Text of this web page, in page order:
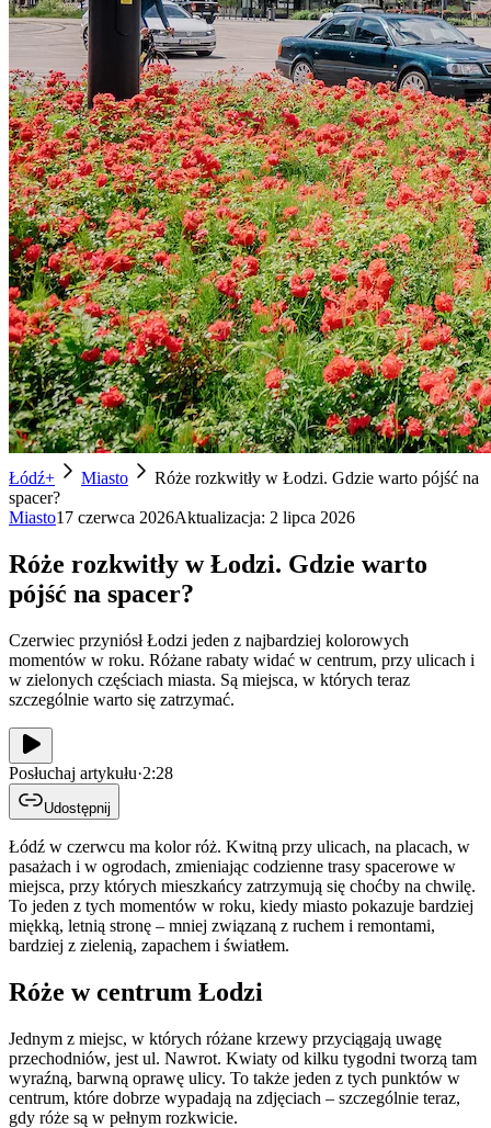
Łódź+ Miasto
Róże rozkwitły w Łodzi. Gdzie warto pójść na
spacer?
Miasto17 czerwca 2026Aktualizacja: 2 lipca 2026
Róże rozkwitły w Łodzi. Gdzie warto
pójść na spacer?
Czerwiec przyniósł Łodzi jeden z najbardziej kolorowych
momentów w roku. Różane rabaty widać w centrum, przy ulicach i
w zielonych częściach miasta. Są miejsca, w których teraz
szczególnie warto się zatrzymać.
Posłuchaj artykułu·2:28
Udostępnij
Łódź w czerwcu ma kolor róż. Kwitną przy ulicach, na placach, w
pasażach i w ogrodach, zmieniając codzienne trasy spacerowe w
miejsca, przy których mieszkańcy zatrzymują się choćby na chwilę.
To jeden z tych momentów w roku, kiedy miasto pokazuje bardziej
miękką, letnią stronę – mniej związaną z ruchem i remontami,
bardziej z zielenią, zapachem i światłem.
Róże w centrum Łodzi
Jednym z miejsc, w których różane krzewy przyciągają uwagę
przechodniów, jest ul. Nawrot. Kwiaty od kilku tygodni tworzą tam
wyraźną, barwną oprawę ulicy. To także jeden z tych punktów w
centrum, które dobrze wypadają na zdjęciach – szczególnie teraz,
gdy róże są w pełnym rozkwicie.